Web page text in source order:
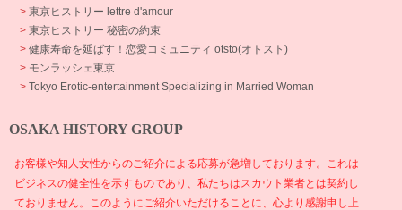
> 東京ヒストリー lettre d'amour
> 東京ヒストリー 秘密の約束
> 健康寿命を延ばす！恋愛コミュニティ otsto(オトスト)
> モンラッシェ東京
> Tokyo Erotic-entertainment Specializing in Married Woman
OSAKA HISTORY GROUP
お客様や知人女性からのご紹介による応募が急増しております。これは
ビジネスの健全性を示すものであり、私たちはスカウト業者とは契約し
ておりません。このようにご紹介いただけることに、心より感謝申し上